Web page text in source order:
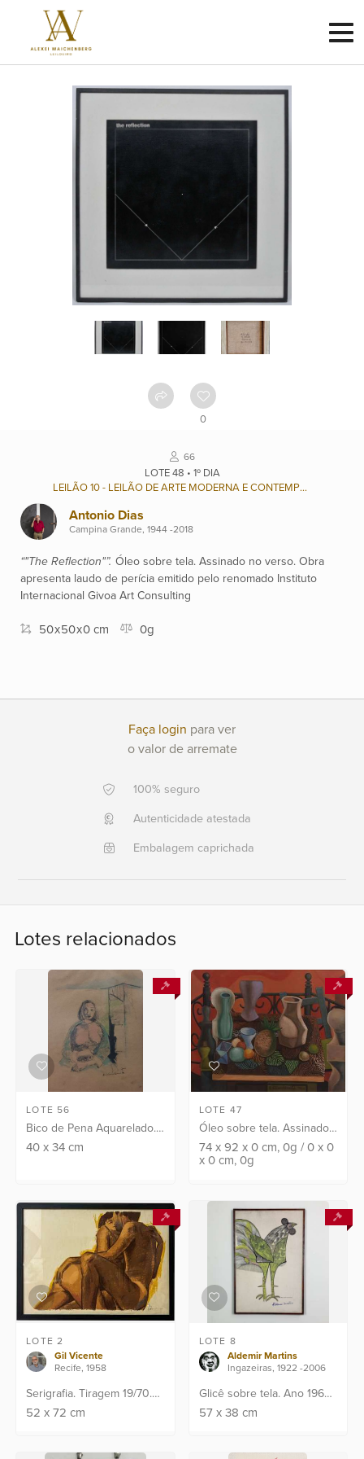
Faça
funciona
Contato
catálogo
Leilões
Qualificações
Moeda:
+351 968 058 908
+5521
Fale
0
66
LOTE 48 • 1º DIA
LEILÃO 10 - LEILÃO DE ARTE MODERNA E CONTEMPORÂNEA BRASILEIRA
Antonio Dias
Campina Grande, 1944 -2018
“"The Reflection"”. Óleo sobre tela. Assinado no verso. Obra
apresenta laudo de perícia emitido pelo renomado Instituto
Internacional Givoa Art Consulting
50x50x0 cm 0g
Faça login para ver
o valor de arremate
100% seguro
Autenticidade atestada
Embalagem caprichada
Lotes relacionados
LOTE 56
Bico de Pena Aquarelado.
Ass: C.I.D. Pontos de fungo
40x 34cm
LOTE 47
Óleo sobre tela. Assinado
CID e verso e datado: 64.
Obra apresenta laudo de
74 x92 x0 cm, 0g /0 x0
x0 cm, 0g
LOTE 2
Gil Vicente
Recife, 1958
Serigrafia. Tiragem 19/70.
Assinado C.I.D
52x 72cm
LOTE 8
Aldemir Martins
Ingazeiras, 1922 -2006
Glicê sobre tela. Ano 1965.
Assinado C.I.D . Assinatura
57 x38 cm